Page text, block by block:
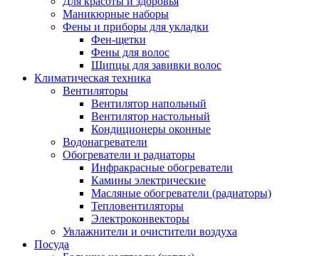
Маникюрные наборы
Фены и приборы для укладки
Фен-щетки
Фены для волос
Щипцы для завивки волос
Климатическая техника
Вентиляторы
Вентилятор напольный
Вентилятор настольный
Кондиционеры оконные
Водонагреватели
Обогреватели и радиаторы
Инфракрасные обогреватели
Камины электрические
Масляные обогреватели (радиаторы)
Тепловентиляторы
Электроконвекторы
Увлажнители и очистители воздуха
Посуда